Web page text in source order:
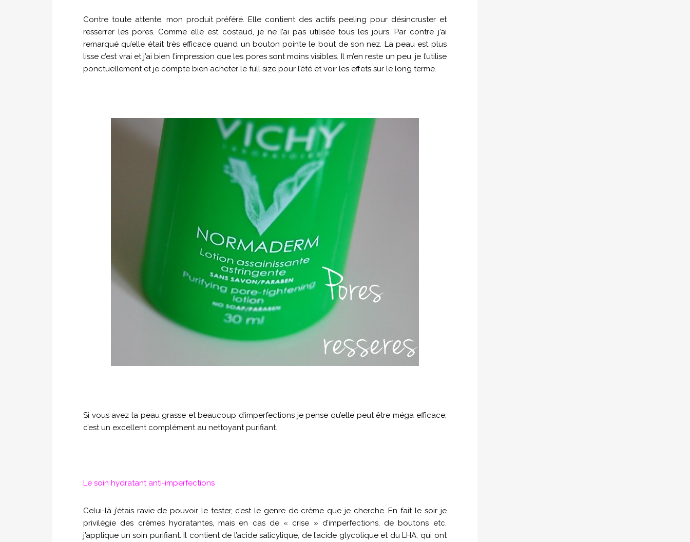
Contre toute attente, mon produit préféré. Elle contient des actifs peeling pour désincruster et
resserrer les pores. Comme elle est costaud, je ne l’ai pas utilisée tous les jours. Par contre j’ai
remarqué qu’elle était très efficace quand un bouton pointe le bout de son nez. La peau est plus
lisse c’est vrai et j’ai bien l’impression que les pores sont moins visibles. Il m’en reste un peu, je l’utilise
ponctuellement et je compte bien acheter le full size pour l’été et voir les effets sur le long terme.
Si vous avez la peau grasse et beaucoup d’imperfections je pense qu’elle peut être méga efficace,
c’est un excellent complément au nettoyant purifiant.
Le soin hydratant anti-imperfections
Celui-là j’étais ravie de pouvoir le tester, c’est le genre de crème que je cherche. En fait le soir je
privilégie des crèmes hydratantes, mais en cas de « crise » d’imperfections, de boutons etc.
j’applique un soin purifiant. Il contient de l’acide salicylique, de l’acide glycolique et du LHA, qui ont